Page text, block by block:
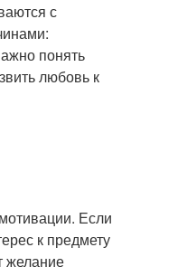
с
понять
любовь к
Если
к предмету
желание